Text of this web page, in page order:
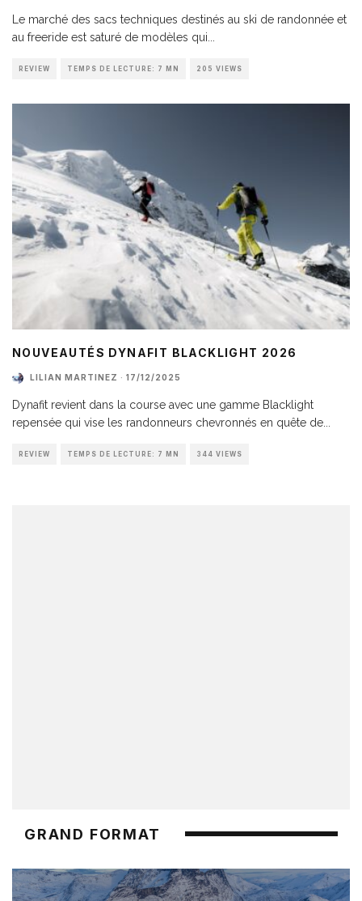
Le marché des sacs techniques destinés au ski de randonnée et
au freeride est saturé de modèles qui
REVIEW TEMPS DE LECTURE: 7 MN 205 VIEWS
NOUVEAUTÉS DYNAFIT BLACKLIGHT 2026
LILIAN MARTINEZ · 17/12/2025
Dynafit revient dans la course avec une gamme Blacklight
repensée qui vise les randonneurs chevronnés en quête de
REVIEW TEMPS DE LECTURE: 7 MN 344 VIEWS
GRAND FORMAT